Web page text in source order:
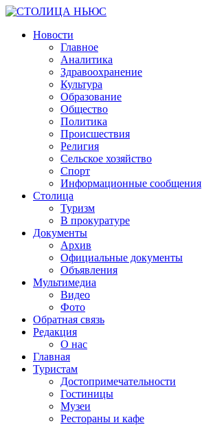
Skip
content
СТОЛИЦА
ГРОЗНЕНСКАЯ
ГОРОДСКАЯ
ОБЩЕСТВЕННО-
ПОЛИТИЧЕСКАЯ
Новости
Главное
Аналитика
Здравоохранение
Культура
Образование
Общество
Политика
Происшествия
Религия
Сельское хозяйство
Спорт
Информационные сообщения
Столица
Туризм
В прокуратуре
Документы
Архив
Официальные документы
Объявления
Мультимедиа
Видео
Фото
Обратная связь
Редакция
О нас
Главная
Туристам
Достопримечательности
Гостиницы
Музеи
Рестораны и кафе